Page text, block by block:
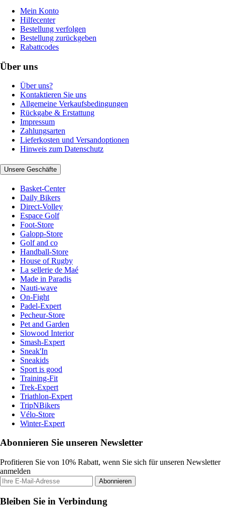
Mein Konto
Hilfecenter
Bestellung verfolgen
Bestellung zurückgeben
Rabattcodes
Über uns
Über uns?
Kontaktieren Sie uns
Allgemeine Verkaufsbedingungen
Rückgabe & Erstattung
Impressum
Zahlungsarten
Lieferkosten und Versandoptionen
Hinweis zum Datenschutz
Unsere Geschäfte
Basket-Center
Daily Bikers
Direct-Volley
Espace Golf
Foot-Store
Galopp-Store
Golf and co
Handball-Store
House of Rugby
La sellerie de Maé
Made in Paradis
Nauti-wave
On-Fight
Padel-Expert
Pecheur-Store
Pet and Garden
Slowood Interior
Smash-Expert
Sneak'In
Sneakids
Sport is good
Training-Fit
Trek-Expert
Triathlon-Expert
TripNBikers
Vélo-Store
Winter-Expert
Abonnieren Sie unseren Newsletter
Profitieren Sie von 10% Rabatt, wenn Sie sich für unseren Newsletter
anmelden
Abonnieren
Bleiben Sie in Verbindung